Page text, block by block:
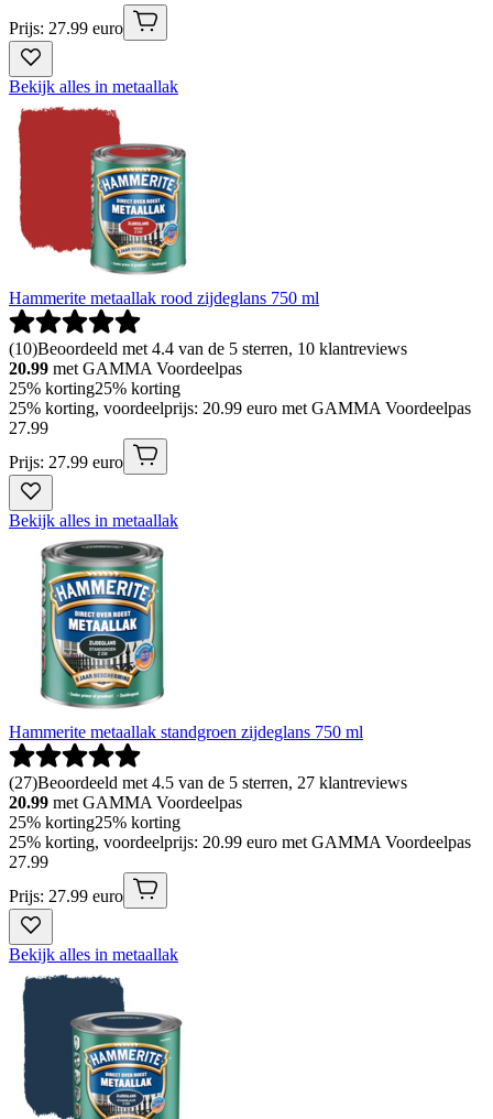
Prijs: 27.99 euro
Bekijk alles in metaallak
Hammerite metaallak rood zijdeglans 750 ml
(10)Beoordeeld met 4.4 van de 5 sterren, 10 klantreviews
20.99 met GAMMA Voordeelpas
25% korting25% korting
25% korting, voordeelprijs: 20.99 euro met GAMMA Voordeelpas
27.99
Prijs: 27.99 euro
Bekijk alles in metaallak
Hammerite metaallak standgroen zijdeglans 750 ml
(27)Beoordeeld met 4.5 van de 5 sterren, 27 klantreviews
20.99 met GAMMA Voordeelpas
25% korting25% korting
25% korting, voordeelprijs: 20.99 euro met GAMMA Voordeelpas
27.99
Prijs: 27.99 euro
Bekijk alles in metaallak